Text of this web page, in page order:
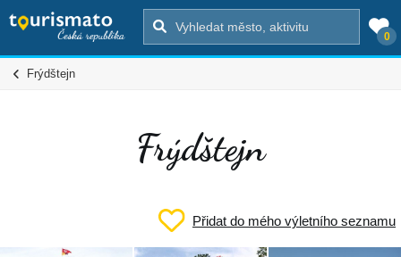
0
Frýdštejn
Frýdštejn
Přidat do mého výletního seznamu